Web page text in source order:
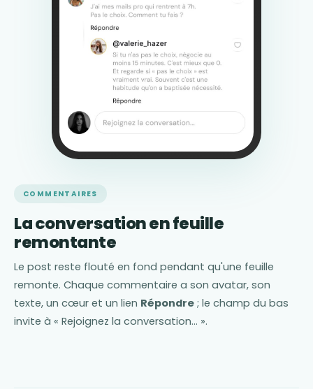
COMMENTAIRES
La conversation en feuille
remontante
Le post reste flouté en fond pendant qu'une feuille
remonte. Chaque commentaire a son avatar, son
texte, un cœur et un lien Répondre ; le champ du bas
invite à « Rejoignez la conversation… ».